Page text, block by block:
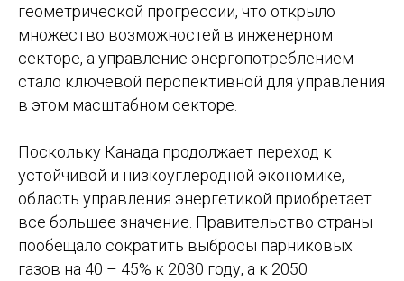
геометрической прогрессии, что открыло
множество возможностей в инженерном
секторе, а управление энергопотреблением
стало ключевой перспективной для управления
в этом масштабном секторе.
Поскольку Канада продолжает переход к
устойчивой и низкоуглеродной экономике,
область управления энергетикой приобретает
все большее значение. Правительство страны
пообещало сократить выбросы парниковых
газов на 40 – 45% к 2030 году, а к 2050